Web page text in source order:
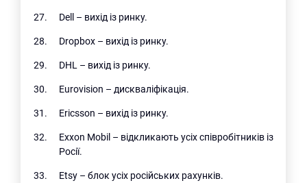
Dell – вихід із ринку.
Dropbox – вихід із ринку.
DHL – вихід із ринку.
Eurovision – дискваліфікація.
Ericsson – вихід із ринку.
Exxon Mobil – відкликають усіх співробітників із
Росії.
Etsy – блок усіх російських рахунків.